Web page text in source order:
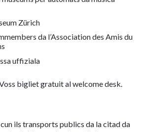
Zürich
da l’Association des Amis du
uffiziala
bigliet gratuit al welcome desk.
ils transports publics da la citad da